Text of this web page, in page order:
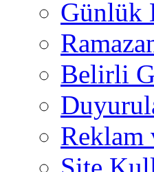
Günlük
Belirli
Reklam